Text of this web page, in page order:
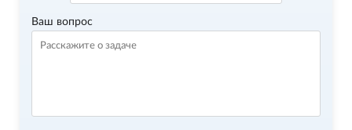
Ваш вопрос